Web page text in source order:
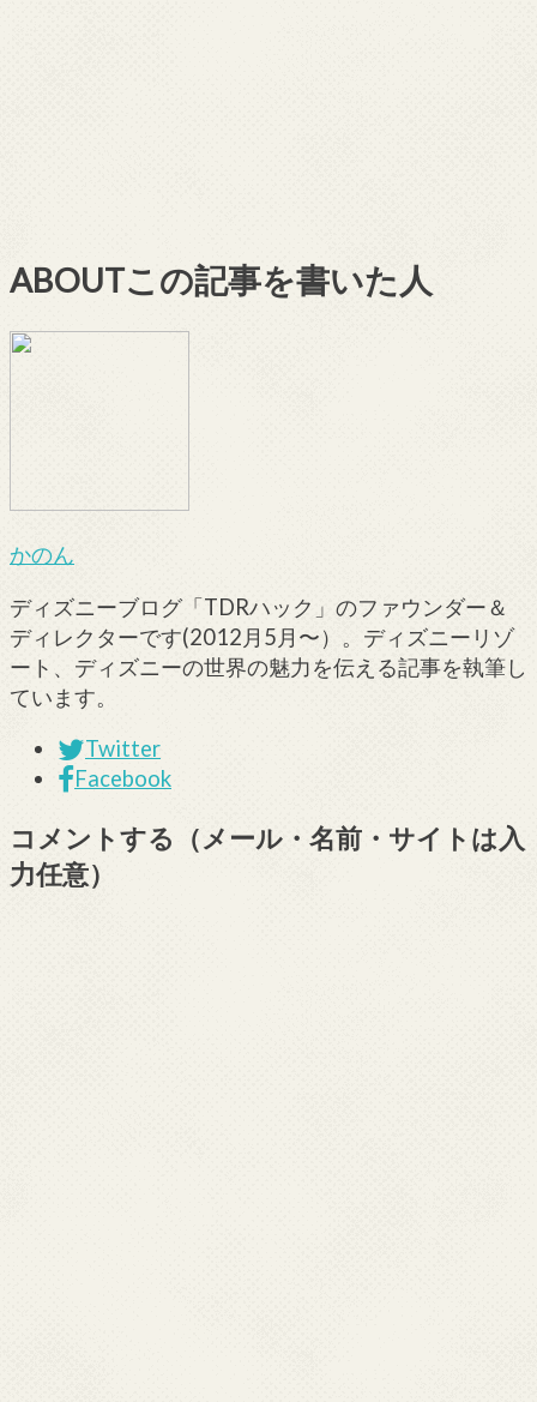
ABOUTこの記事を書いた人
かのん
ディズニーブログ「TDRハック」のファウンダー＆
ディレクターです(2012月5月〜）。ディズニーリゾ
ート、ディズニーの世界の魅力を伝える記事を執筆し
ています。
Twitter
Facebook
コメントする（メール・名前・サイトは入
力任意）